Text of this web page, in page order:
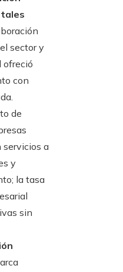
sector y
ofreció
con
de
servicios a
y
la tasa
sin